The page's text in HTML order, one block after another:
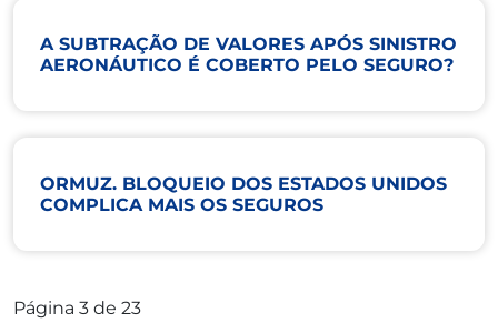
A SUBTRAÇÃO DE VALORES APÓS SINISTRO
AERONÁUTICO É COBERTO PELO SEGURO?
ORMUZ. BLOQUEIO DOS ESTADOS UNIDOS
COMPLICA MAIS OS SEGUROS
Página 3 de 23